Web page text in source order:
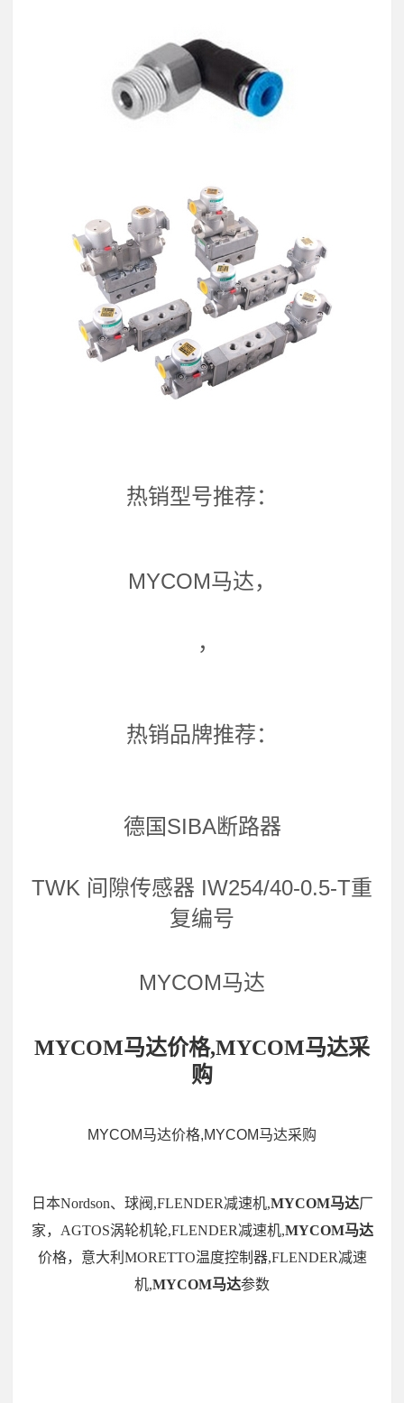
热销型号推荐：
MYCOM马达，
，
热销品牌推荐：
德国SIBA断路器
TWK 间隙传感器 IW254/40-0.5-T重
复编号
MYCOM马达
MYCOM马达价格,MYCOM马达采
购
MYCOM马达价格,MYCOM马达采购
日本Nordson、球阀,FLENDER减速机,MYCOM马达厂
家，AGTOS涡轮机轮,FLENDER减速机,MYCOM马达
价格，意大利MORETTO温度控制器,FLENDER减速
机,MYCOM马达参数